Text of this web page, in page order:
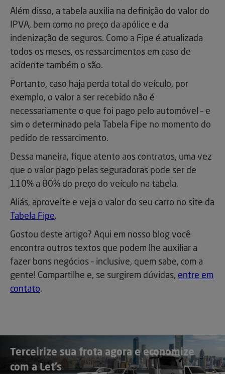
Além disso, a tabela auxilia na definição do valor do
IPVA, bem como no preço da apólice e da
indenização de seguros. Como a Fipe é atualizada
todos os meses, os ressarcimentos em caso de
acidente também o são.
Portanto, caso haja perda total do veículo, por
exemplo, o valor a ser recebido não é
necessariamente o que foi pago pelo automóvel – e
sim o determinado pela Tabela Fipe no momento do
pedido de ressarcimento.
Dessa maneira, fique atento aos contratos, uma vez
que o valor pago pelas seguradoras pode ser de
110% a 80% do preço do veículo na tabela.
Aliás, aproveite e veja o valor do seu carro no site da
Tabela Fipe.
Gostou deste artigo? Aqui em nosso blog você
encontra outros textos que podem lhe auxiliar a
fazer bons negócios – inclusive, quem sabe, com a
gente! Compartilhe e, se surgirem dúvidas, entre em
contato.
Terceirize sua frota agora e economize
com a Let’s